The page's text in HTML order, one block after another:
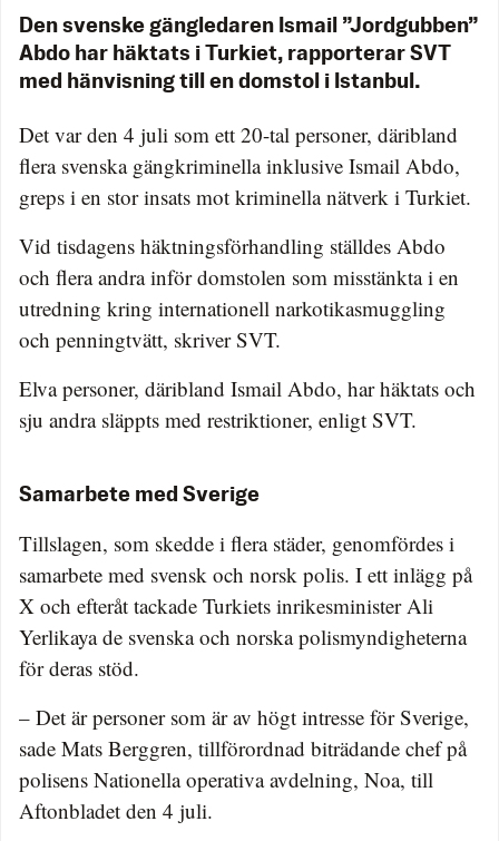
Den svenske gängledaren Ismail ”Jordgubben”
Abdo har häktats i Turkiet, rapporterar SVT
med hänvisning till en domstol i Istanbul.
Det var den 4 juli som ett 20-tal personer, däribland
flera svenska gängkriminella inklusive Ismail Abdo,
greps i en stor insats mot kriminella nätverk i Turkiet.
Vid tisdagens häktningsförhandling ställdes Abdo
och flera andra inför domstolen som misstänkta i en
utredning kring internationell narkotikasmuggling
och penningtvätt, skriver SVT.
Elva personer, däribland Ismail Abdo, har häktats och
sju andra släppts med restriktioner, enligt SVT.
Samarbete med Sverige
Tillslagen, som skedde i flera städer, genomfördes i
samarbete med svensk och norsk polis. I ett inlägg på
X och efteråt tackade Turkiets inrikesminister Ali
Yerlikaya de svenska och norska polismyndigheterna
för deras stöd.
– Det är personer som är av högt intresse för Sverige,
sade Mats Berggren, tillförordnad biträdande chef på
polisens Nationella operativa avdelning, Noa, till
Aftonbladet den 4 juli.